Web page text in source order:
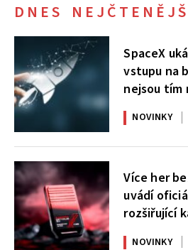
DNES
SpaceX
vstupu na
nejsou tím
NOVINKY
Více her
uvádí
rozšiřující
X|S
NOVINKY